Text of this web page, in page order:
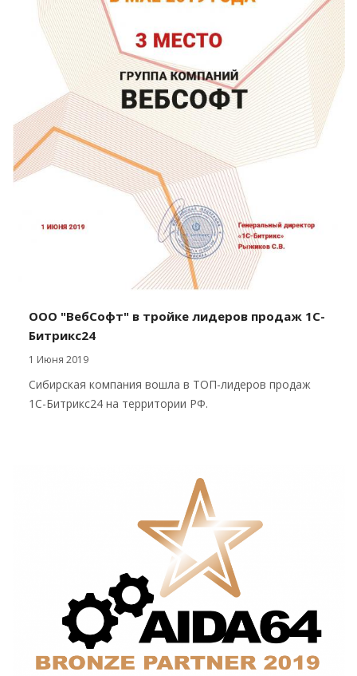
ООО "ВебСофт" в тройке лидеров продаж 1С-
Битрикс24
1 Июня 2019
Сибирская компания вошла в ТОП-лидеров продаж
1С-Битрикс24 на территории РФ.